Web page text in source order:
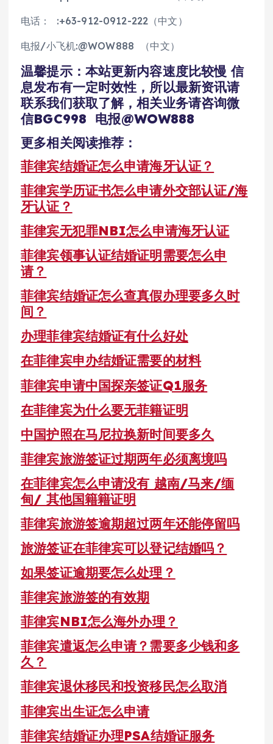
电话： :+63-912-0912-222（中文）
电报/小飞机:@WOW888 （中文）
温馨提示：本站更新内容速度比较慢 信
息发布有一定时效性，所以最新资讯请
联系我们获取了解，相关业务请咨询微
信BGC998 电报@WOW888
更多相关阅读推荐：
菲律宾结婚证怎么申请海牙认证？
菲律宾学历证书怎么申请外交部认证/海
牙认证？
菲律宾无犯罪NBI怎么申请海牙认证
菲律宾领事认证结婚证明需要怎么申
请？
菲律宾结婚证怎么查真假办理要多久时
间？
办理菲律宾结婚证有什么好处
在菲律宾申办结婚证需要的材料
菲律宾申请中国探亲签证Q1服务
在菲律宾为什么要无菲籍证明
中国护照在马尼拉换新时间要多久
菲律宾旅游签证过期两年必须离境吗
在菲律宾怎么申请没有 越南/马来/缅
甸/ 其他国籍籍证明
菲律宾旅游签逾期超过两年还能停留吗
旅游签证在菲律宾可以登记结婚吗？
如果签证逾期要怎么处理？
菲律宾旅游签的有效期
菲律宾NBI怎么海外办理？
菲律宾遣返怎么申请？需要多少钱和多
久？
菲律宾退休移民和投资移民怎么取消
菲律宾出生证怎么申请
菲律宾结婚证办理PSA结婚证服务